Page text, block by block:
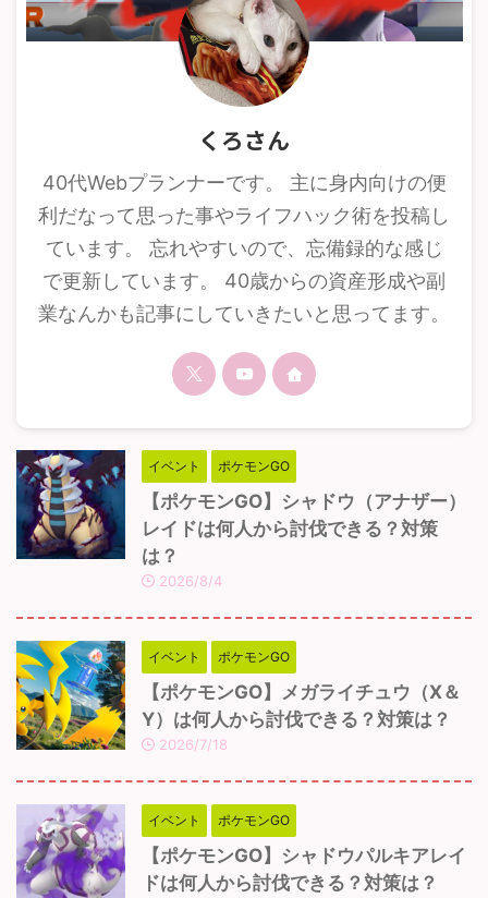
くろさん
40代Webプランナーです。 主に身内向けの便
利だなって思った事やライフハック術を投稿し
ています。 忘れやすいので、忘備録的な感じ
で更新しています。 40歳からの資産形成や副
業なんかも記事にしていきたいと思ってます。
イベント ポケモンGO
【ポケモンGO】シャドウ（アナザー）
レイドは何人から討伐できる？対策
は？
2026/8/4
イベント ポケモンGO
【ポケモンGO】メガライチュウ（X＆
Y）は何人から討伐できる？対策は？
2026/7/18
イベント ポケモンGO
【ポケモンGO】シャドウパルキアレイ
ドは何人から討伐できる？対策は？